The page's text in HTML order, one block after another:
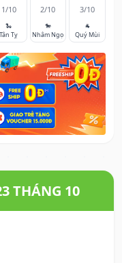
1/10
🐍
Tân Tỵ
2/10
🐎
Nhâm Ngọ
3/10
🐐
Quý Mùi
THÁNG 10